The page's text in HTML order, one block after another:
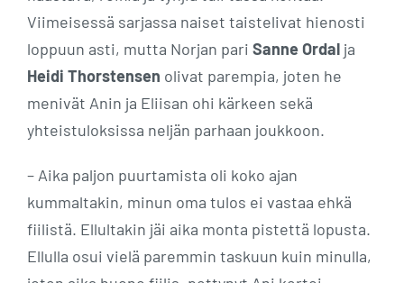
Viimeisessä sarjassa naiset taistelivat hienosti
loppuun asti, mutta Norjan pari Sanne Ordal ja
Heidi Thorstensen olivat parempia, joten he
menivät Anin ja Eliisan ohi kärkeen sekä
yhteistuloksissa neljän parhaan joukkoon.
– Aika paljon puurtamista oli koko ajan
kummaltakin, minun oma tulos ei vastaa ehkä
fiilistä. Ellultakin jäi aika monta pistettä lopusta.
Ellulla osui vielä paremmin taskuun kuin minulla,